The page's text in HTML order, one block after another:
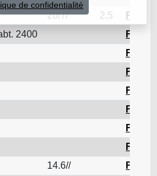
26/7/ 2.5
2400
14.6//
de confidentialité